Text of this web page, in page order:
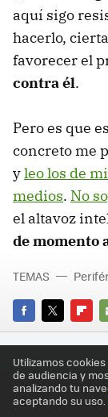
aquí sigo
hacerlo,
favorecer el
contra él.
Pero es que
concreto me
yleo los de
medios. No
el altavoz
de momento
FACEBOOK
TWITTER
TEMAS
Utilizamos
de audiencia y
analizando tu
aceptando su uso.